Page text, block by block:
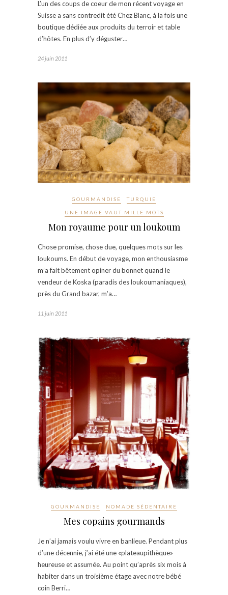
L’un des coups de coeur de mon récent voyage en
Suisse a sans contredit été Chez Blanc, à la fois une
boutique dédiée aux produits du terroir et table
d’hôtes. En plus d’y déguster…
24 juin 2011
GOURMANDISE TURQUIE
UNE IMAGE VAUT MILLE MOTS
Mon royaume pour un loukoum
Chose promise, chose due, quelques mots sur les
loukoums. En début de voyage, mon enthousiasme
m’a fait bêtement opiner du bonnet quand le
vendeur de Koska (paradis des loukoumaniaques),
près du Grand bazar, m’a…
11 juin 2011
GOURMANDISE NOMADE SÉDENTAIRE
Mes copains gourmands
Je n’ai jamais voulu vivre en banlieue. Pendant plus
d’une décennie, j’ai été une «plateaupithèque»
heureuse et assumée. Au point qu’après six mois à
habiter dans un troisième étage avec notre bébé
coin Berri…